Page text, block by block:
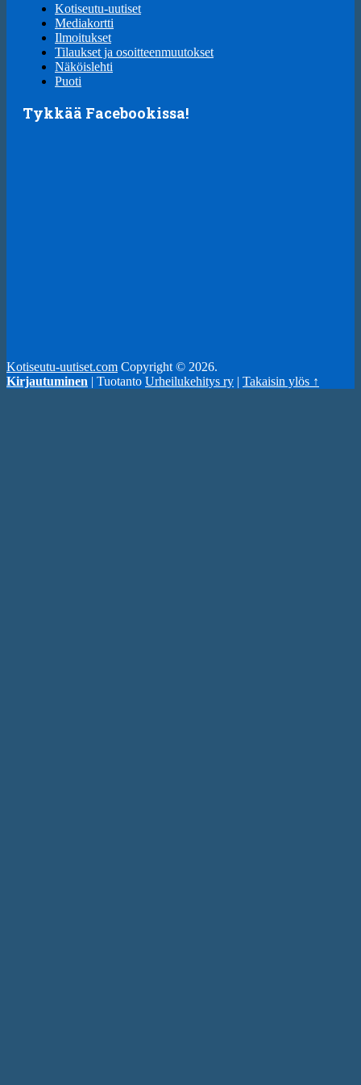
Kotiseutu-uutiset
Mediakortti
Ilmoitukset
Tilaukset ja osoitteenmuutokset
Näköislehti
Puoti
Tykkää Facebookissa!
Kotiseutu-uutiset.com Copyright © 2026.
Kirjautuminen | Tuotanto Urheilukehitys ry | Takaisin ylös ↑